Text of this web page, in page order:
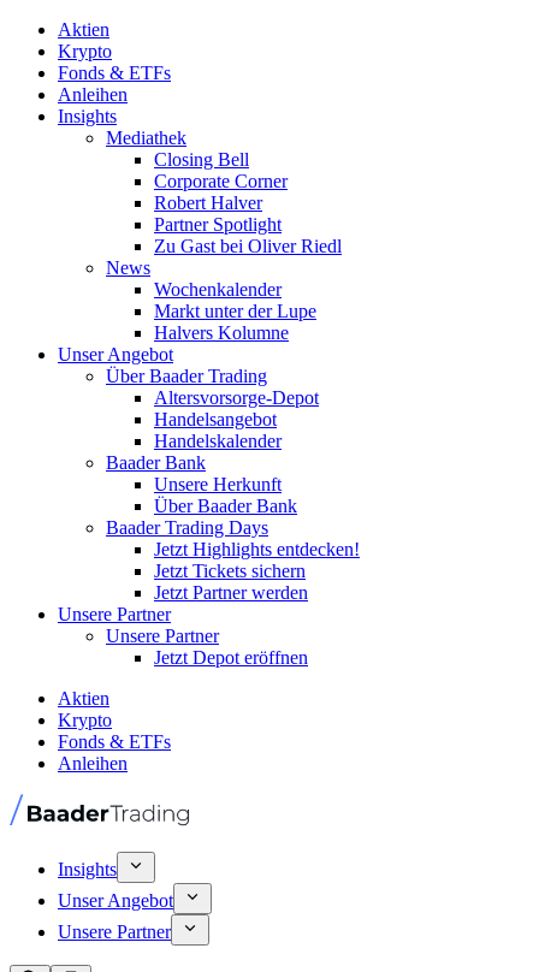
Aktien
Krypto
Fonds & ETFs
Anleihen
Insights
Mediathek
Closing Bell
Corporate Corner
Robert Halver
Partner Spotlight
Zu Gast bei Oliver Riedl
News
Wochenkalender
Markt unter der Lupe
Halvers Kolumne
Unser Angebot
Über Baader Trading
Altersvorsorge-Depot
Handelsangebot
Handelskalender
Baader Bank
Unsere Herkunft
Über Baader Bank
Baader Trading Days
Jetzt Highlights entdecken!
Jetzt Tickets sichern
Jetzt Partner werden
Unsere Partner
Unsere Partner
Jetzt Depot eröffnen
Aktien
Krypto
Fonds & ETFs
Anleihen
Insights
Unser Angebot
Unsere Partner